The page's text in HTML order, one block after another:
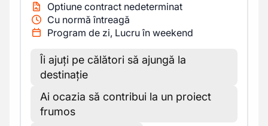
Optiune contract nedeterminat
Cu normă întreagă
Program de zi, Lucru în weekend
Îi ajuți pe călători să ajungă la
destinație
Ai ocazia să contribui la un proiect
frumos